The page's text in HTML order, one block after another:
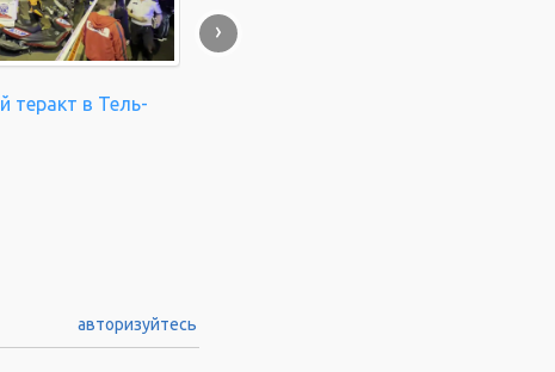
теракт в Тель-
›
авторизуйтесь